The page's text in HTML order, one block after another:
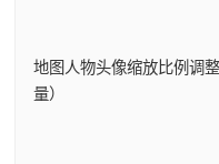
地图人物头像缩放比例调
量）